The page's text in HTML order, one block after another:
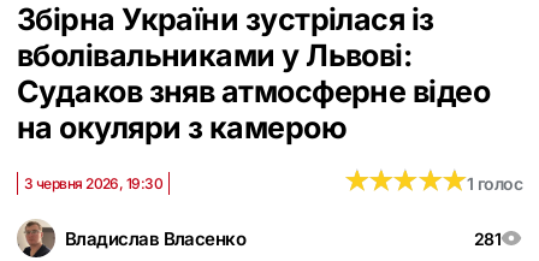
Збірна України зустрілася із
вболівальниками у Львові:
Судаков зняв атмосферне відео
на окуляри з камерою
Владислав Власенко 281
3 червня 2026, 19:30 ★★★★★
★★★★★1 голос